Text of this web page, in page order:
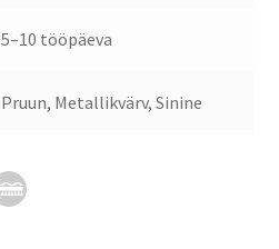
5–10 tööpäeva
Pruun, Metallikvärv, Sinine